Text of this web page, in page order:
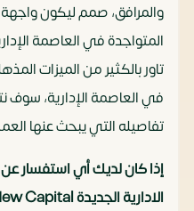
والمرافق، صمم ليكون واجهة
المتواجدة في العاصمة
تاور بالكثير من الميزات
في العاصمة الإدارية،
تفاصيله التي يبحث عنها
إذا كان لديك أي استفسار